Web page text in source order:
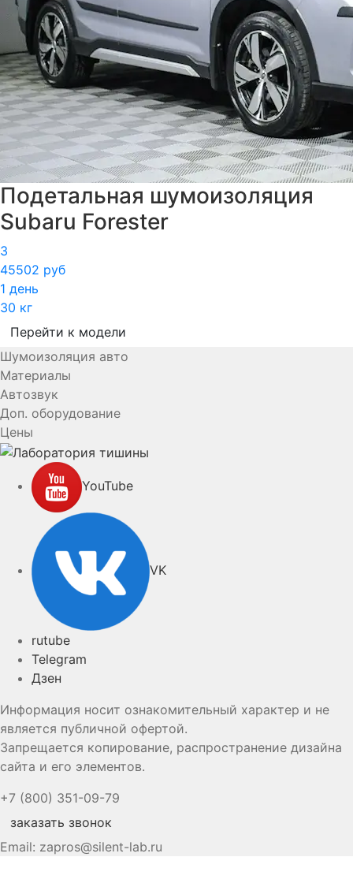
Подетальная шумоизоляция
Subaru Forester
3
45502 руб
1 день
30 кг
Перейти к модели
Шумоизоляция авто
Материалы
Автозвук
Доп. оборудование
Цены
YouTube
VK
rutube
Telegram
Дзен
Информация носит ознакомительный характер и не
является публичной офертой.
Запрещается копирование, распространение дизайна
сайта и его элементов.
+7 (800) 351-09-79
заказать звонок
Email: zapros@silent-lab.ru